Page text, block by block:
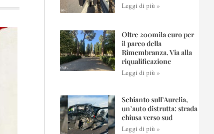
Leggi di più »
Oltre 200mila euro per
il parco della
Rimembranza. Via alla
riqualificazione
Leggi di più »
Schianto sull’Aurelia,
un’auto distrutta: strada
chiusa verso sud
Leggi di più »